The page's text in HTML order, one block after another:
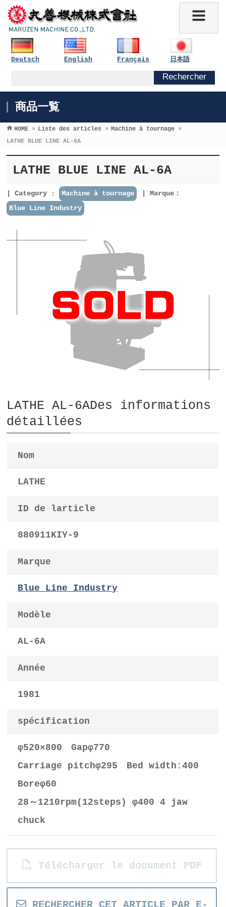
Deutsch English Français 日本語
商品一覧
HOME » Liste des articles » Machine à tournage »
LATHE BLUE LINE AL-6A
LATHE BLUE LINE AL-6A
Category : Machine à tournage
Marque：
Blue Line Industry
LATHE AL-6ADes informations
détaillées
Nom
LATHE
ID de larticle
880911KIY-9
Marque
Blue Line Industry
Modèle
AL-6A
Année
1981
spécification
φ520×800 Gapφ770
Carriage pitchφ295 Bed width:400
Boreφ60
28～1210rpm(12steps) φ400 4 jaw
chuck
Télécharger le document PDF